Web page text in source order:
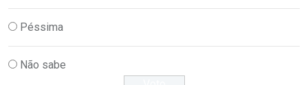
Péssima
Não sabe